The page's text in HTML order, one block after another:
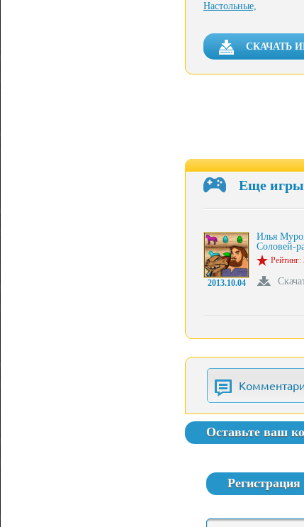
Настольные,
СКАЧАТЬ
Еще игры
2013.10.04
Илья
Соловей-
Рейтинг:
Оставьте ваш
Регистрация